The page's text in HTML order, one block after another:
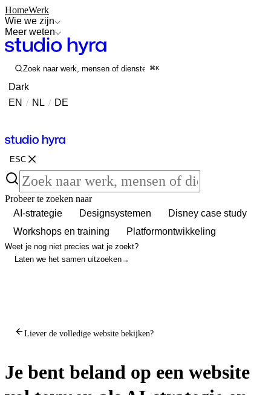
HomeWerk
Wie we zijn
Meer weten
Zoek naar werk, mensen of diensten⌘K
Dark
EN / NL / DE
ESC
Probeer te zoeken naar
AI-strategie
Designsystemen
Disney case study
Workshops en training
Platformontwikkeling
Weet je nog niet precies wat je zoekt?
Laten we het samen uitzoeken→
Liever de volledige website bekijken?
Je bent beland op een website